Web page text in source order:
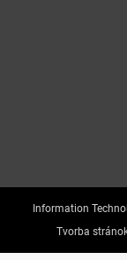
Information
Tvorba